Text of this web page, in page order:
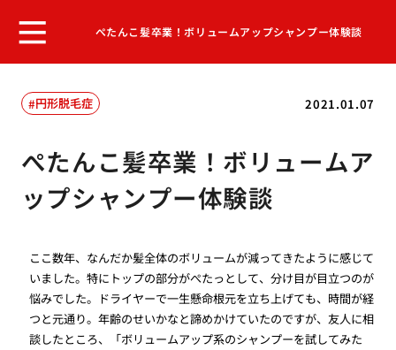
ぺたんこ髪卒業！ボリュームアップシャンプー体験談
2021.01.07
円形脱毛症
ぺたんこ髪卒業！ボリュームア
ップシャンプー体験談
ここ数年、なんだか髪全体のボリュームが減ってきたように感じて
いました。特にトップの部分がぺたっとして、分け目が目立つのが
悩みでした。ドライヤーで一生懸命根元を立ち上げても、時間が経
つと元通り。年齢のせいかなと諦めかけていたのですが、友人に相
談したところ、「ボリュームアップ系のシャンプーを試してみた